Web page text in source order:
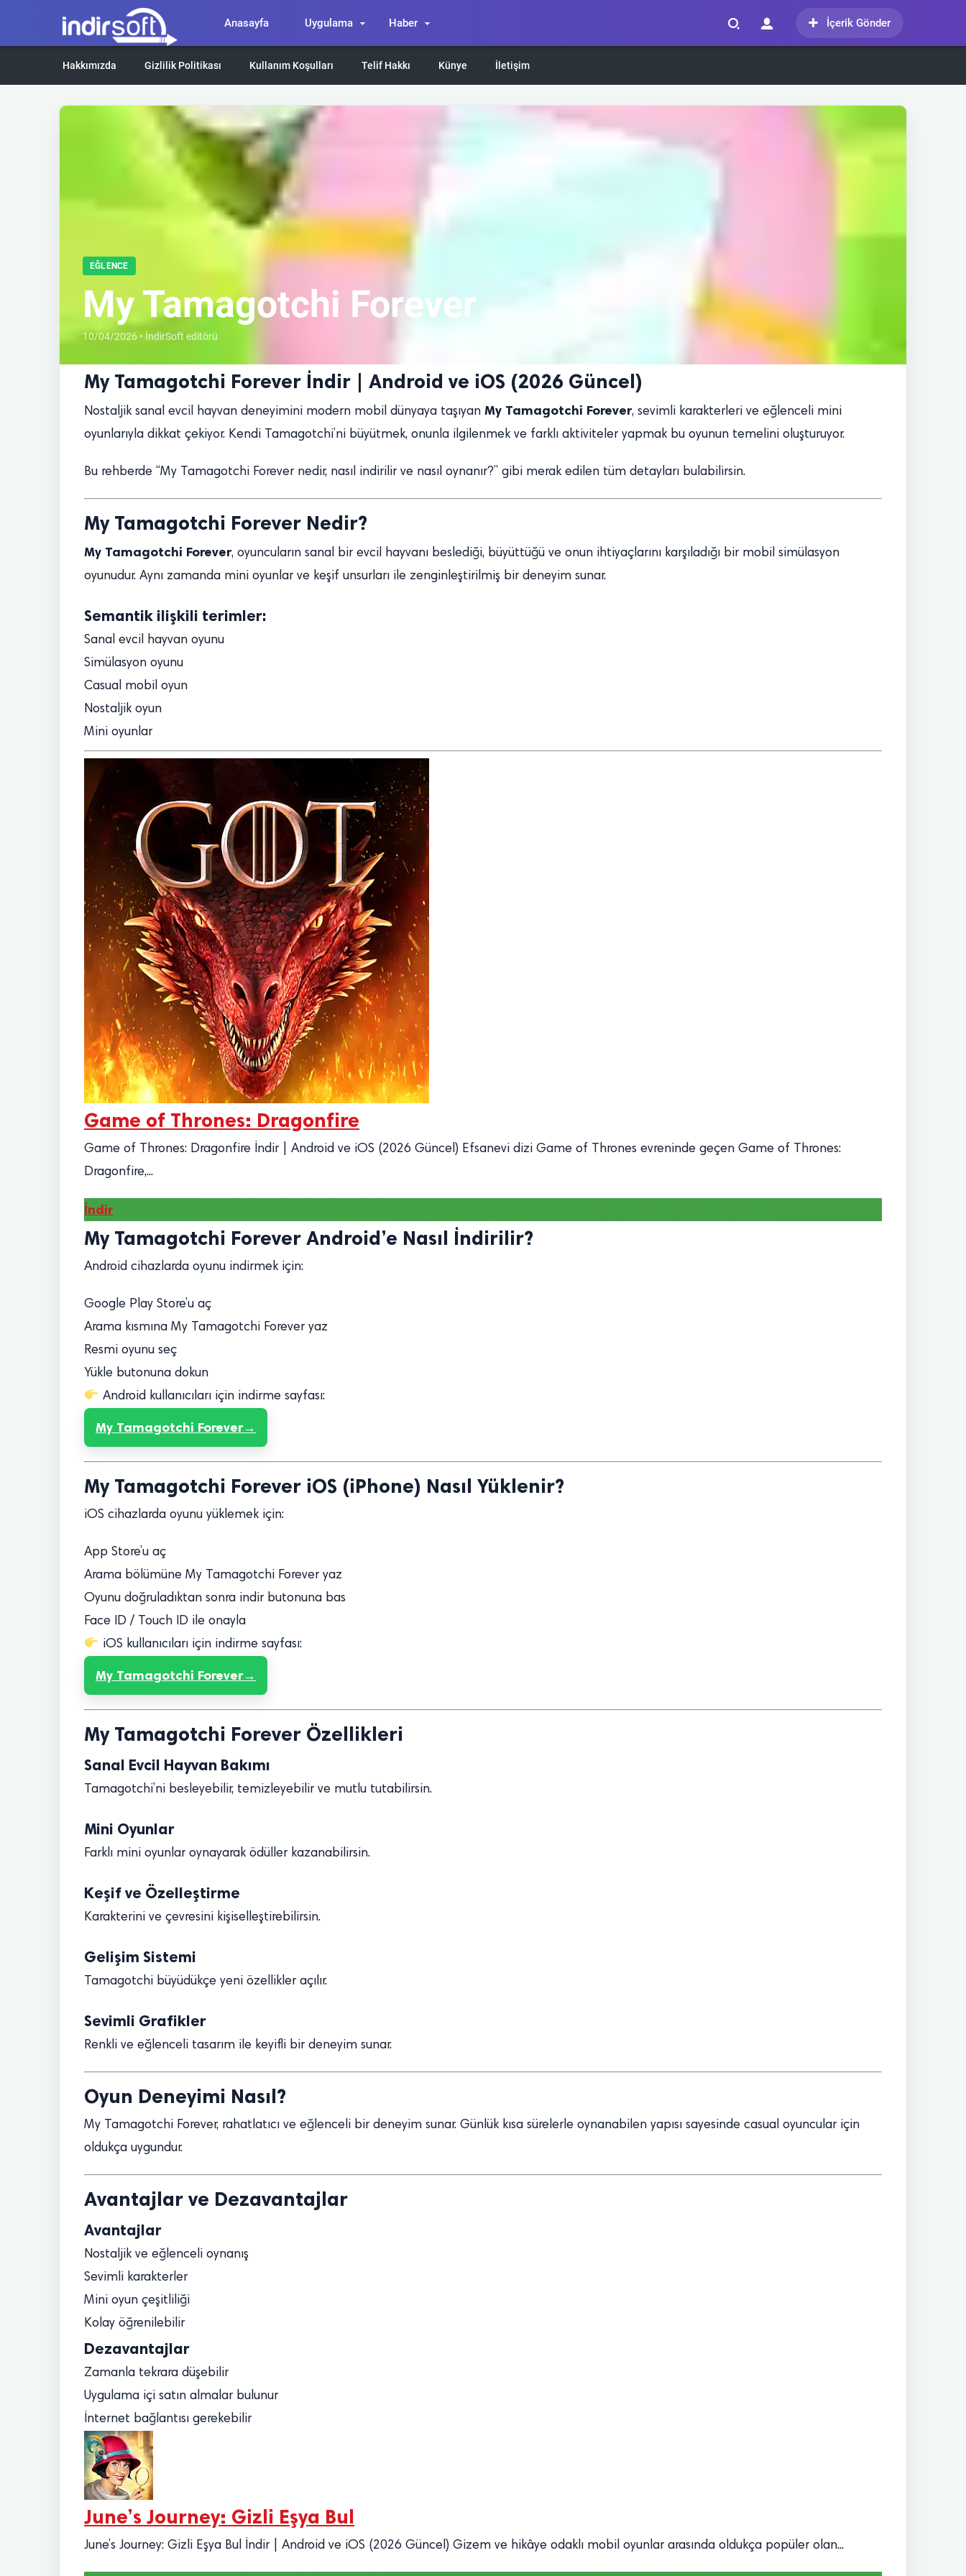
Anasayfa Uygulama Haber İçerik Gönder
Hakkımızda Gizlilik Politikası Kullanım Koşulları Telif Hakkı Künye İletişim
EĞLENCE
My Tamagotchi Forever
10/04/2026 • İndirSoft editörü
My Tamagotchi Forever İndir | Android ve iOS (2026 Güncel)
Nostaljik sanal evcil hayvan deneyimini modern mobil dünyaya taşıyan My Tamagotchi Forever, sevimli karakterleri ve eğlenceli mini
oyunlarıyla dikkat çekiyor. Kendi Tamagotchi’ni büyütmek, onunla ilgilenmek ve farklı aktiviteler yapmak bu oyunun temelini oluşturuyor.
Bu rehberde “My Tamagotchi Forever nedir, nasıl indirilir ve nasıl oynanır?” gibi merak edilen tüm detayları bulabilirsin.
My Tamagotchi Forever Nedir?
My Tamagotchi Forever, oyuncuların sanal bir evcil hayvanı beslediği, büyüttüğü ve onun ihtiyaçlarını karşıladığı bir mobil simülasyon
oyunudur. Aynı zamanda mini oyunlar ve keşif unsurları ile zenginleştirilmiş bir deneyim sunar.
Semantik ilişkili terimler:
Sanal evcil hayvan oyunu
Simülasyon oyunu
Casual mobil oyun
Nostaljik oyun
Mini oyunlar
Game of Thrones: Dragonfire
Game of Thrones: Dragonfire İndir | Android ve iOS (2026 Güncel) Efsanevi dizi Game of Thrones evreninde geçen Game of Thrones:
Dragonfire,...
İndir
My Tamagotchi Forever Android’e Nasıl İndirilir?
Android cihazlarda oyunu indirmek için:
Google Play Store’u aç
Arama kısmına My Tamagotchi Forever yaz
Resmi oyunu seç
Yükle butonuna dokun
Android kullanıcıları için indirme sayfası:
My Tamagotchi Forever
My Tamagotchi Forever iOS (iPhone) Nasıl Yüklenir?
iOS cihazlarda oyunu yüklemek için:
App Store’u aç
Arama bölümüne My Tamagotchi Forever yaz
Oyunu doğruladıktan sonra indir butonuna bas
Face ID / Touch ID ile onayla
iOS kullanıcıları için indirme sayfası:
My Tamagotchi Forever
My Tamagotchi Forever Özellikleri
Sanal Evcil Hayvan Bakımı
Tamagotchi’ni besleyebilir, temizleyebilir ve mutlu tutabilirsin.
Mini Oyunlar
Farklı mini oyunlar oynayarak ödüller kazanabilirsin.
Keşif ve Özelleştirme
Karakterini ve çevresini kişiselleştirebilirsin.
Gelişim Sistemi
Tamagotchi büyüdükçe yeni özellikler açılır.
Sevimli Grafikler
Renkli ve eğlenceli tasarım ile keyifli bir deneyim sunar.
Oyun Deneyimi Nasıl?
My Tamagotchi Forever, rahatlatıcı ve eğlenceli bir deneyim sunar. Günlük kısa sürelerle oynanabilen yapısı sayesinde casual oyuncular için
oldukça uygundur.
Avantajlar ve Dezavantajlar
Avantajlar
Nostaljik ve eğlenceli oynanış
Sevimli karakterler
Mini oyun çeşitliliği
Kolay öğrenilebilir
Dezavantajlar
Zamanla tekrara düşebilir
Uygulama içi satın almalar bulunur
İnternet bağlantısı gerekebilir
June’s Journey: Gizli Eşya Bul
June’s Journey: Gizli Eşya Bul İndir | Android ve iOS (2026 Güncel) Gizem ve hikâye odaklı mobil oyunlar arasında oldukça popüler olan...